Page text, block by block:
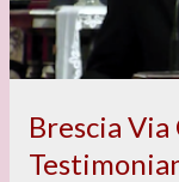
Brescia